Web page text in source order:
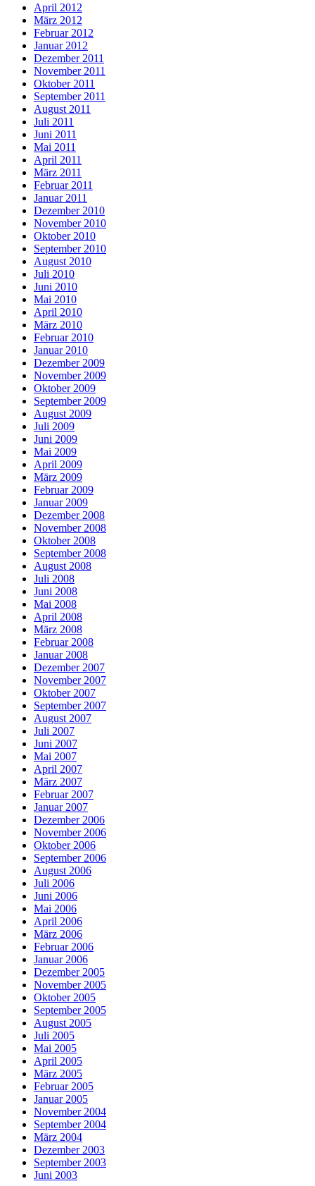
April 2012
März 2012
Februar 2012
Januar 2012
Dezember 2011
November 2011
Oktober 2011
September 2011
August 2011
Juli 2011
Juni 2011
Mai 2011
April 2011
März 2011
Februar 2011
Januar 2011
Dezember 2010
November 2010
Oktober 2010
September 2010
August 2010
Juli 2010
Juni 2010
Mai 2010
April 2010
März 2010
Februar 2010
Januar 2010
Dezember 2009
November 2009
Oktober 2009
September 2009
August 2009
Juli 2009
Juni 2009
Mai 2009
April 2009
März 2009
Februar 2009
Januar 2009
Dezember 2008
November 2008
Oktober 2008
September 2008
August 2008
Juli 2008
Juni 2008
Mai 2008
April 2008
März 2008
Februar 2008
Januar 2008
Dezember 2007
November 2007
Oktober 2007
September 2007
August 2007
Juli 2007
Juni 2007
Mai 2007
April 2007
März 2007
Februar 2007
Januar 2007
Dezember 2006
November 2006
Oktober 2006
September 2006
August 2006
Juli 2006
Juni 2006
Mai 2006
April 2006
März 2006
Februar 2006
Januar 2006
Dezember 2005
November 2005
Oktober 2005
September 2005
August 2005
Juli 2005
Mai 2005
April 2005
März 2005
Februar 2005
Januar 2005
November 2004
September 2004
März 2004
Dezember 2003
September 2003
Juni 2003